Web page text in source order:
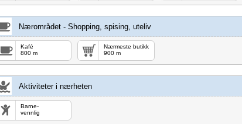
Nærområdet - Shopping, spising, uteliv
Kafé
800 m
Nærmeste butikk
900 m
Aktiviteter i nærheten
Barne-
vennlig